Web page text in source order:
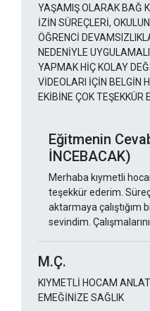
YAŞAMIŞ OLARAK BAĞ
İZİN SÜREÇLERİ,
ÖĞRENCİ
NEDENİYLE
YAPMAK HİÇ KOLAY
VİDEOLARI İÇİN BELGİN
EKİBİNE ÇOK TEŞEKKÜR
Eğitmenin
İNCEBACAK)
Merhaba kıymetli
teşekkür ederim.
aktarmaya çalıştığım
sevindim.
M.Ç.
KIYMETLİ HOCAM
EMEĞİNİZE SAĞLIK